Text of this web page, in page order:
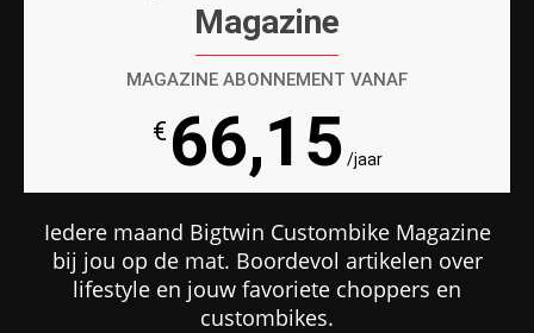
Magazine
MAGAZINE ABONNEMENT VANAF
€ 66,15 /jaar
Iedere maand Bigtwin Custombike Magazine
bij jou op de mat. Boordevol artikelen over
lifestyle en jouw favoriete choppers en
custombikes.